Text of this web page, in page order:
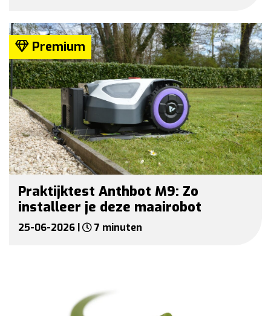
Premium
Praktijktest Anthbot M9: Zo
installeer je deze maairobot
25-06-2026 | 7 minuten